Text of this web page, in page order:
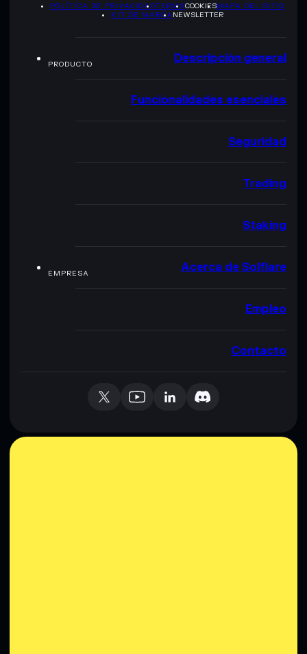
POLÍTICA DE PRIVACIDADTERMSCOOKIESMAPA DEL SITIO
KIT DE MARCA NEWSLETTER
PRODUCTO Descripción general
Funcionalidades esenciales
Seguridad
Trading
Staking
EMPRESA Acerca de Solflare
Empleo
Contacto